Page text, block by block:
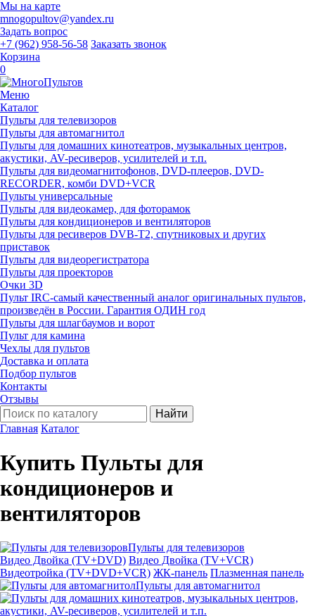
Мы на карте
mnogopultov@yandex.ru
Задать вопрос
+7 (962) 958-56-58 Заказать звонок
Корзина
0
Меню
Каталог
Пульты для телевизоров
Пульты для автомагнитол
Пульты для домашних кинотеатров, музыкальных центров,
акустики, AV-ресиверов, усилителей и т.п.
Пульты для видеомагнитофонов, DVD-плееров, DVD-
RECORDER, комби DVD+VCR
Пульты универсальные
Пульты для видеокамер, для фоторамок
Пульты для кондиционеров и вентиляторов
Пульты для ресиверов DVB-T2, спутниковых и других
приставок
Пульты для видеорегистратора
Пульты для проекторов
Очки 3D
Пульт IRC-самый качественный аналог оригинальных пультов,
произведён в России. Гарантия ОДИН год
Пульты для шлагбаумов и ворот
Пульт для камина
Чехлы для пультов
Доставка и оплата
Подбор пультов
Контакты
Отзывы
Найти
Главная Каталог
Купить Пульты для
кондиционеров и
вентиляторов
Пульты для телевизоров
Видео Двойка (TV+DVD) Видео Двойка (TV+VCR)
Видеотройка (TV+DVD+VCR) ЖК-панель Плазменная панель
Пульты для автомагнитол